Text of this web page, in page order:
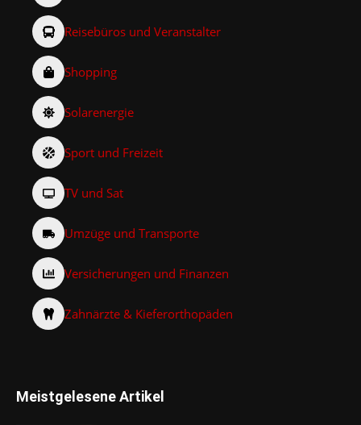
Reisebüros und Veranstalter
Shopping
Solarenergie
Sport und Freizeit
TV und Sat
Umzüge und Transporte
Versicherungen und Finanzen
Zahnärzte & Kieferorthopäden
Meistgelesene Artikel